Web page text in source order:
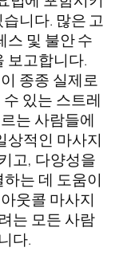
니다. 많은 고
스 및 불안 수
보고합니다.
종종 실제로
있는 스트레
는 사람들에
상적인 마사지
고, 다양성을
는 데 도움이
웃콜 마사지
는 모든 사람
다.